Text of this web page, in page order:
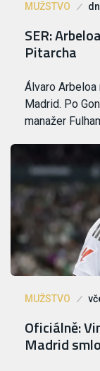
MUŽSTVO
SER:
Pitarcha
Álvaro Arbeloa
Madrid. Po
manažer
MUŽSTVO
Oficiálně:
Madrid